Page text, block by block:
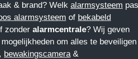
& brand? Welk alarmsysteem
alarmsysteem of bekabeld
zonder alarmcentrale? Wij geven
om alles te beveiligen
, bewakingscamera&